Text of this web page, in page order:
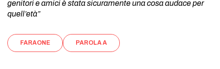
genitori e amici è stata sicuramente una cosa audace per
quell’età”
FARAONE PAROLA A